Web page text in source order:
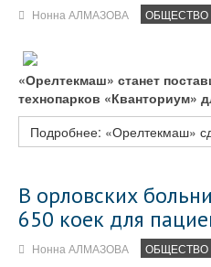
Нонна АЛМАЗОВА ОБЩЕСТВО
«Орелтекмаш» станет
технопарков «Кванториум»
Подробнее: «Орелтекмаш»
В орловских
650 коек для
Нонна АЛМАЗОВА ОБЩЕСТВО